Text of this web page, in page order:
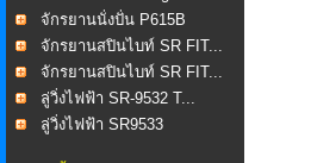
จักรยานนั่งปั่น P615B
จักรยานสปินไบท์ SR FIT...
จักรยานสปินไบท์ SR FIT...
ลู่วิ่งไฟฟ้า SR-9532 T...
ลู่วิ่งไฟฟ้า SR9533